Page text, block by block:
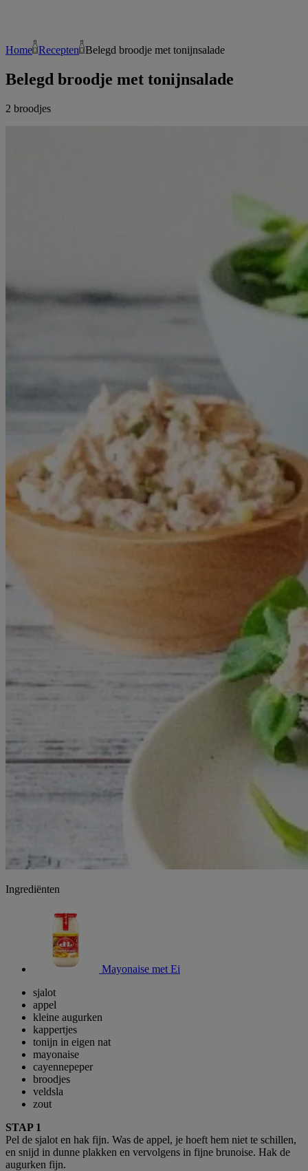
Home Recepten Belegd broodje met tonijnsalade
Belegd broodje met tonijnsalade
2 broodjes
Ingrediënten
Mayonaise met Ei
sjalot
appel
kleine augurken
kappertjes
tonijn in eigen nat
mayonaise
cayennepeper
broodjes
veldsla
zout
STAP 1
Pel de sjalot en hak fijn. Was de appel, je hoeft hem niet te schillen,
en snijd in dunne plakken en vervolgens in fijne brunoise. Hak de
augurken fijn.